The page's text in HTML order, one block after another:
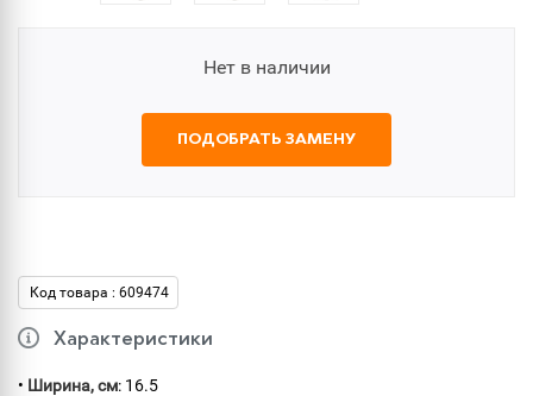
Нет в наличии
ПОДОБРАТЬ ЗАМЕНУ
Код товара : 609474
Характеристики
• Ширина, см: 16.5